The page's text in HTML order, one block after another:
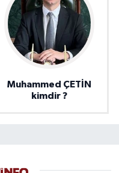
Muhammed ÇETİN
kimdir ?